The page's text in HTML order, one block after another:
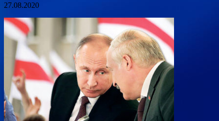
27.08.2020